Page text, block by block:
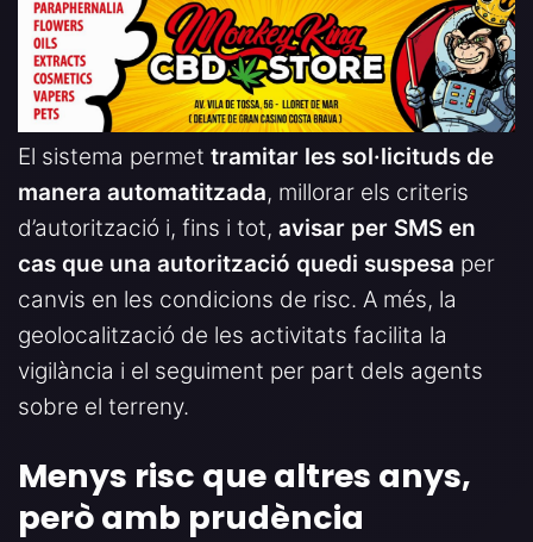
El sistema permet tramitar les sol·licituds de
manera automatitzada, millorar els criteris
d’autorització i, fins i tot, avisar per SMS en
cas que una autorització quedi suspesa per
canvis en les condicions de risc. A més, la
geolocalització de les activitats facilita la
vigilància i el seguiment per part dels agents
sobre el terreny.
Menys risc que altres anys,
però amb prudència